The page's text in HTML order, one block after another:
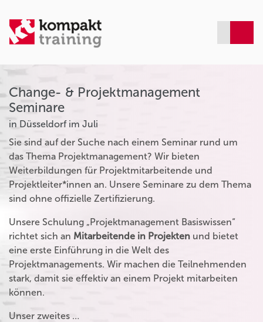
Change- & Projektmanagement
Seminare
in Düsseldorf im Juli
Sie sind auf der Suche nach einem Seminar rund um
das Thema Projektmanagement? Wir bieten
Weiterbildungen für Projektmitarbeitende und
Projektleiter*innen an. Unsere Seminare zu dem Thema
sind ohne offizielle Zertifizierung.
Unsere Schulung „Projektmanagement Basiswissen“
richtet sich an Mitarbeitende in Projekten und bietet
eine erste Einführung in die Welt des
Projektmanagements. Wir machen die Teilnehmenden
stark, damit sie effektiv an einem Projekt mitarbeiten
können.
Unser zweites …